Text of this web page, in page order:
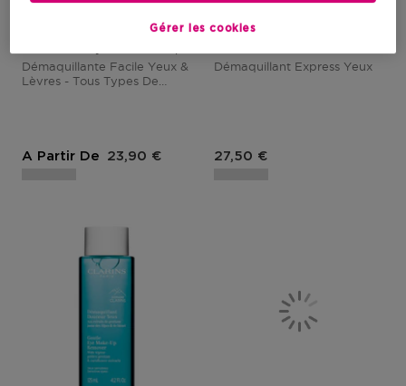
Démaquillante Facile Yeux &
Lèvres - Tous Types De
A Partir De Prix du produit
23,90 €
CLARINS
Démaquillant Express Yeux
Prix du produit
27,50 €
Gérer les cookies